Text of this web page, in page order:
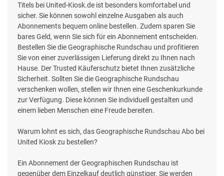
Titels bei United-Kiosk.de ist besonders komfortabel und
sicher. Sie können sowohl einzelne Ausgaben als auch
Abonnements bequem online bestellen. Zudem sparen Sie
bares Geld, wenn Sie sich für ein Abonnement entscheiden.
Bestellen Sie die Geographische Rundschau und profitieren
Sie von einer zuverlässigen Lieferung direkt zu Ihnen nach
Hause. Der Trusted Käuferschutz bietet Ihnen zusätzliche
Sicherheit. Sollten Sie die Geographische Rundschau
verschenken wollen, stellen wir Ihnen eine Geschenkurkunde
zur Verfügung. Diese können Sie individuell gestalten und
einem lieben Menschen eine Freude bereiten.
Warum lohnt es sich, das Geographische Rundschau Abo bei
United Kiosk zu bestellen?
Ein Abonnement der Geographischen Rundschau ist
gegenüber dem Einzelkauf deutlich günstiger. Sie werden